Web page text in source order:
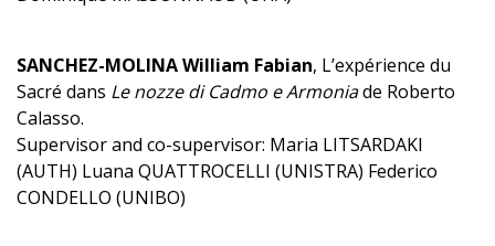
SANCHEZ-MOLINA William Fabian, L’expérience du
Sacré dans Le nozze di Cadmo e Armoniade Roberto
Calasso.
Supervisor and co-supervisor: Maria LITSARDAKI
(AUTH) Luana QUATTROCELLI (UNISTRA) Federico
CONDELLO (UNIBO)